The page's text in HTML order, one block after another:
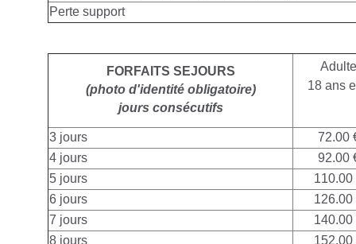
Perte support
FORFAITS SEJOURS
(photo d'identité obligatoire)
jours consécutifs
Adulte
18 ans
3 jours
72.00
4 jours
92.00
5 jours
110.00
6 jours
126.00
7 jours
140.00
8 jours
152.00